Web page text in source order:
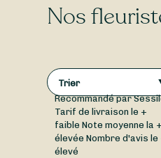
Nos
Trier
Recommandé par
Tarif de livraison le +
faible Note moyenne la +
élevée Nombre d'avis le
élevé